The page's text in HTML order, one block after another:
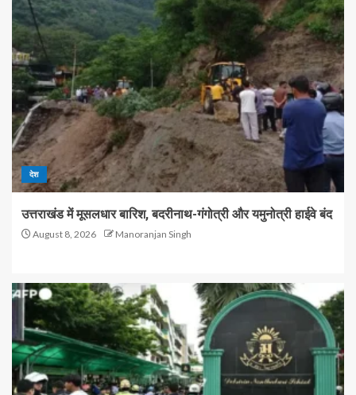
देश
उत्तराखंड में मूसलधार बारिश, बदरीनाथ-गंगोत्री और यमुनोत्री हाईवे बंद
August 8, 2026 Manoranjan Singh